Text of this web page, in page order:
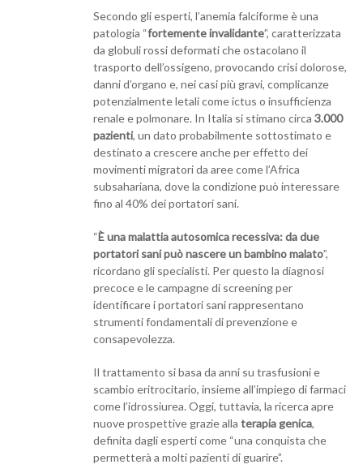
Secondo gli esperti, l’anemia falciforme è una
patologia “fortemente invalidante”, caratterizzata
da globuli rossi deformati che ostacolano il
trasporto dell’ossigeno, provocando crisi dolorose,
danni d’organo e, nei casi più gravi, complicanze
potenzialmente letali come ictus o insufficienza
renale e polmonare. In Italia si stimano circa 3.000
pazienti, un dato probabilmente sottostimato e
destinato a crescere anche per effetto dei
movimenti migratori da aree come l’Africa
subsahariana, dove la condizione può interessare
fino al 40% dei portatori sani.
“È una malattia autosomica recessiva: da due
portatori sani può nascere un bambino malato”,
ricordano gli specialisti. Per questo la diagnosi
precoce e le campagne di screening per
identificare i portatori sani rappresentano
strumenti fondamentali di prevenzione e
consapevolezza.
Il trattamento si basa da anni su trasfusioni e
scambio eritrocitario, insieme all’impiego di farmaci
come l’idrossiurea. Oggi, tuttavia, la ricerca apre
nuove prospettive grazie alla terapia genica,
definita dagli esperti come “una conquista che
permetterà a molti pazienti di guarire”.